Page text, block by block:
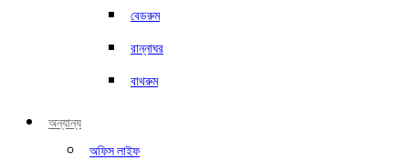
বেডরুম
রান্নাঘর
বাথরুম
অন্যান্য
অফিস লাইফ